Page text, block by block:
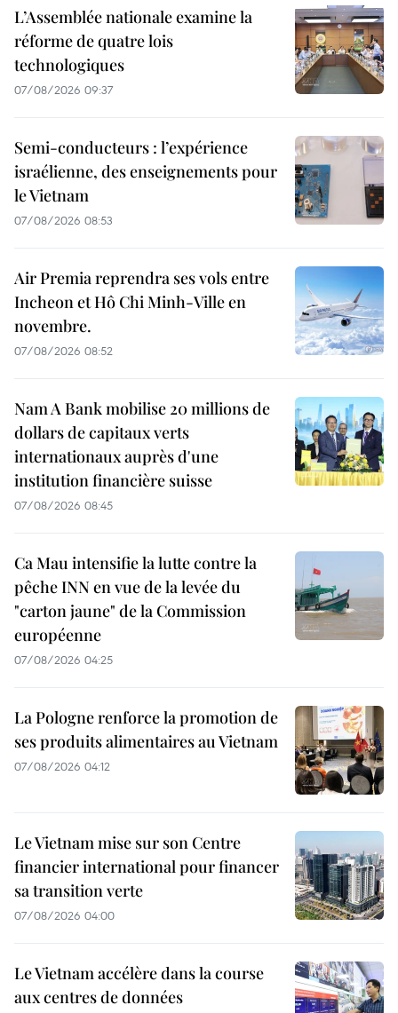
L’Assemblée nationale examine la
réforme de quatre lois
technologiques
07/08/2026 09:37
Semi-conducteurs : l’expérience
israélienne, des enseignements pour
le Vietnam
07/08/2026 08:53
Air Premia reprendra ses vols entre
Incheon et Hô Chi Minh-Ville en
novembre.
07/08/2026 08:52
Nam A Bank mobilise 20 millions de
dollars de capitaux verts
internationaux auprès d'une
institution financière suisse
07/08/2026 08:45
Ca Mau intensifie la lutte contre la
pêche INN en vue de la levée du
"carton jaune" de la Commission
européenne
07/08/2026 04:25
La Pologne renforce la promotion de
ses produits alimentaires au Vietnam
07/08/2026 04:12
Le Vietnam mise sur son Centre
financier international pour financer
sa transition verte
07/08/2026 04:00
Le Vietnam accélère dans la course
aux centres de données